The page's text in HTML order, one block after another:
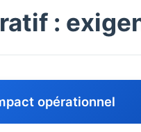
:
opérationnel